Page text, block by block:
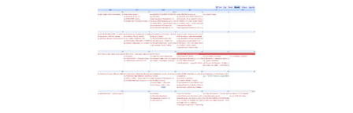
Pinot Noir z Čech a Moravy 2006 – část I.
Chardonnay VUT Brno a rosé sekt z Austrálie
Velikonoční kopřivová nádivka, základní burgundské...
Korek vs. šroubový uzávěr – 3:3 a hraje se dál
Rulandské bílé „Smaragd“ ze Znovínu
Chuť na skleničku sherry